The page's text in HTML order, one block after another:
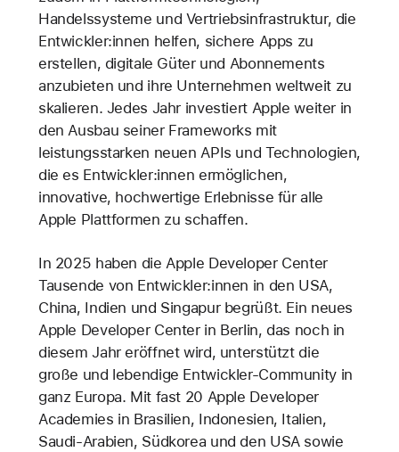
Handelssysteme und Vertriebsinfrastruktur, die
Entwickler:innen helfen, sichere Apps zu
erstellen, digitale Güter und Abonnements
anzubieten und ihre Unternehmen weltweit zu
skalieren. Jedes Jahr investiert Apple weiter in
den Ausbau seiner Frameworks mit
leistungsstarken neuen APIs und Technologien,
die es Entwickler:innen ermöglichen,
innovative, hochwertige Erlebnisse für alle
Apple Plattformen zu schaffen.
In 2025 haben die Apple Developer Center
Tausende von Entwickler:innen in den USA,
China, Indien und Singapur begrüßt. Ein neues
Apple Developer Center in Berlin, das noch in
diesem Jahr eröffnet wird, unterstützt die
große und lebendige Entwickler-Community in
ganz Europa. Mit fast 20 Apple Developer
Academies in Brasilien, Indonesien, Italien,
Saudi-Arabien, Südkorea und den USA sowie